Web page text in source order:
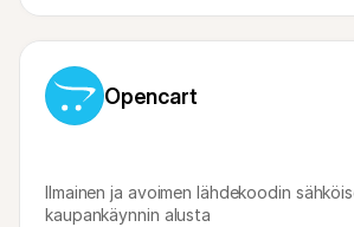
Opencart
Ilmainen ja avoimen lähdekoodin
kaupankäynnin alusta